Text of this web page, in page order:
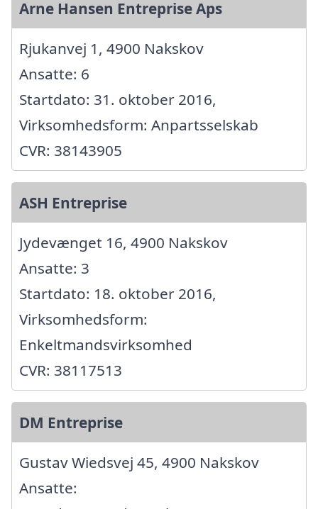
Arne Hansen Entreprise Aps
Rjukanvej 1, 4900 Nakskov
Ansatte: 6
Startdato: 31. oktober 2016,
Virksomhedsform: Anpartsselskab
CVR: 38143905
ASH Entreprise
Jydevænget 16, 4900 Nakskov
Ansatte: 3
Startdato: 18. oktober 2016,
Virksomhedsform:
Enkeltmandsvirksomhed
CVR: 38117513
DM Entreprise
Gustav Wiedsvej 45, 4900 Nakskov
Ansatte: